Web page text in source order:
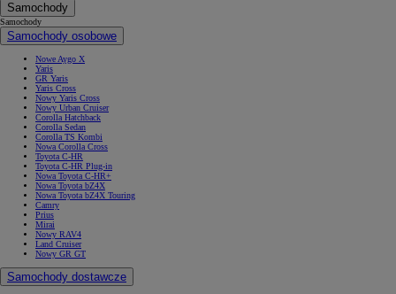
Samochody
Samochody
Samochody osobowe
Nowe Aygo X
Yaris
GR Yaris
Yaris Cross
Nowy Yaris Cross
Nowy Urban Cruiser
Corolla Hatchback
Corolla Sedan
Corolla TS Kombi
Nowa Corolla Cross
Toyota C-HR
Toyota C-HR Plug-in
Nowa Toyota C-HR+
Nowa Toyota bZ4X
Nowa Toyota bZ4X Touring
Camry
Prius
Mirai
Nowy RAV4
Land Cruiser
Nowy GR GT
Samochody dostawcze